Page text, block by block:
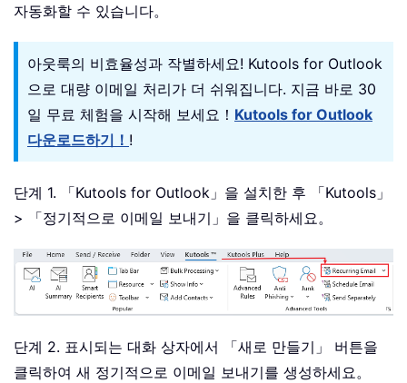
자동화할 수 있습니다。
아웃룩의 비효율성과 작별하세요! Kutools for Outlook
으로 대량 이메일 처리가 더 쉬워집니다. 지금 바로 30
일 무료 체험을 시작해 보세요！ Kutools for Outlook
다운로드하기！ !
단계 1. 「Kutools for Outlook」을 설치한 후 「Kutools」
> 「정기적으로 이메일 보내기」을 클릭하세요。
단계 2. 표시되는 대화 상자에서 「새로 만들기」 버튼을
클릭하여 새 정기적으로 이메일 보내기를 생성하세요。